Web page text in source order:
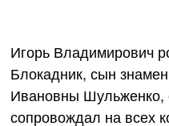
Игорь Владимирович
Блокадник, сын
Ивановны Шульженко,
сопровождал на всех